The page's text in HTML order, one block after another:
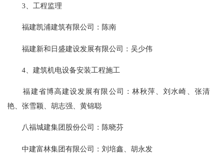
3、工程监理
福建凯浦建筑有限公司：陈南
福建新和日盛建设发展有限公司：吴少伟
4、建筑机电设备安装工程施工
福建省博高建设发展有限公司：林秋萍、刘水崎、张清
艳、张雪颖、胡志强、黄锦聪
八福城建集团股份公司：陈晓芬
中建富林集团有限公司：刘培鑫、胡永发